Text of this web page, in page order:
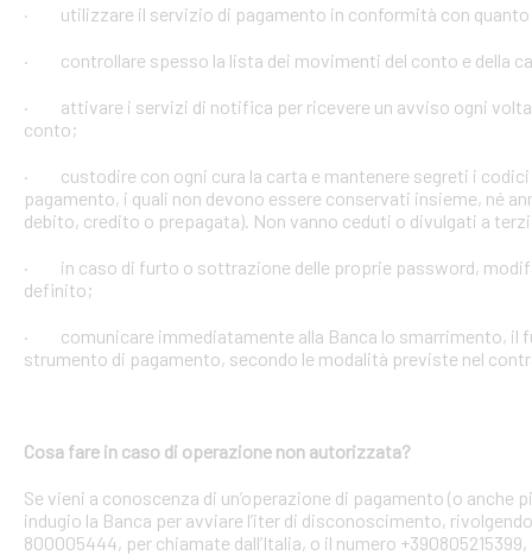
· utilizzare il servizio di pagamento in conformità con
· controllare spesso la lista dei movimenti del conto e della
· attivare i servizi di notifica per ricevere un avviso ogni
conto;
· custodire con ogni cura la carta e mantenere segreti i
pagamento, i quali non devono essere conservati insieme, né
debito, credito o prepagata). Non vanno ceduti o divulgati a
· in caso di furto o sottrazione delle proprie password,
definito;
· comunicare immediatamente alla Banca lo smarrimento, il
strumento di pagamento, secondo le modalità previste nel
Cosa fare in caso di operazione non autorizzata?
Se vieni a conoscenza di un’operazione di pagamento (o
indugio la Banca per avviare l’iter di disconoscimento,
800005444, per chiamate dall’Italia, o il numero